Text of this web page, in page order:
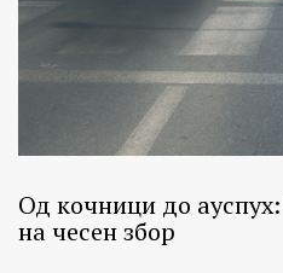
Од кочници до
на чесен збор